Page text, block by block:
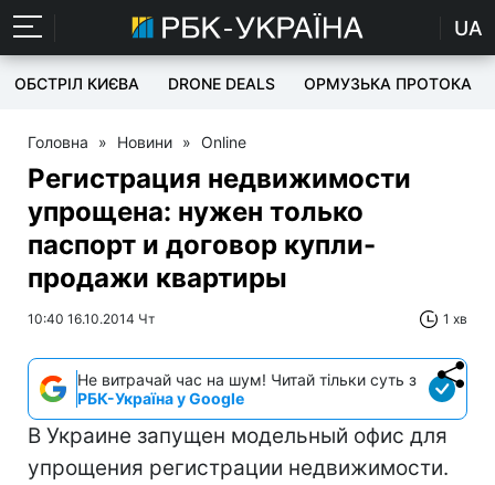
UA
ОБСТРІЛ КИЄВА DRONE DEALS ОРМУЗЬКА ПРОТОКА
Головна » Новини » Online
Регистрация недвижимости
упрощена: нужен только
паспорт и договор купли-
продажи квартиры
10:40 16.10.2014 Чт 1 хв
Не витрачай час на шум! Читай тільки суть з
РБК-Україна у Google
В Украине запущен модельный офис для
упрощения регистрации недвижимости.